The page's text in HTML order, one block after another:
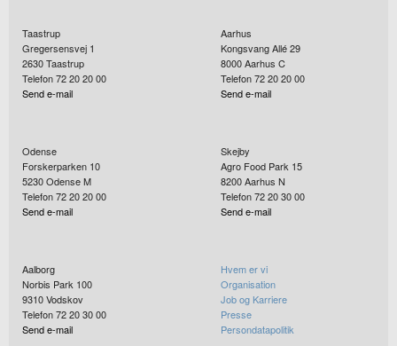
Taastrup
Gregersensvej 1
2630Taastrup
Telefon 72 20 20 00
Send e-mail
Aarhus
Kongsvang Allé 29
8000Aarhus C
Telefon 72 20 20 00
Send e-mail
Odense
Forskerparken 10
5230Odense M
Telefon 72 20 20 00
Send e-mail
Skejby
Agro Food Park 15
8200Aarhus N
Telefon 72 20 30 00
Send e-mail
Aalborg
Norbis Park 100
9310Vodskov
Telefon 72 20 30 00
Send e-mail
Hvem er vi
Organisation
Job og Karriere
Presse
Persondatapolitik